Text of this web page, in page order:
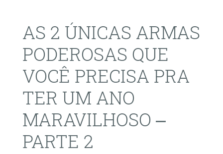
AS 2 ÚNICAS ARMAS
PODEROSAS QUE
VOCÊ PRECISA PRA
TER UM ANO
MARAVILHOSO –
PARTE 2